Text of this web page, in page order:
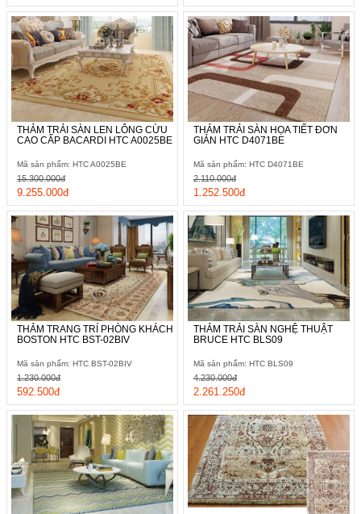
THẢM TRẢI SÀN LEN LÔNG CỪU
CAO CẤP BACARDI HTC A0025BE
Mã sản phẩm: HTC A0025BE
9.255.000đ
15.300.000đ
THẢM TRẢI SÀN HỌA TIẾT ĐƠN
GIẢN HTC D4071BE
Mã sản phẩm: HTC D4071BE
1.252.500đ
2.110.000đ
THẢM TRANG TRÍ PHÒNG KHÁCH
BOSTON HTC BST-02BIV
Mã sản phẩm: HTC BST-02BIV
592.500đ
1.230.000đ
THẢM TRẢI SÀN NGHỆ THUẬT
BRUCE HTC BLS09
Mã sản phẩm: HTC BLS09
2.261.250đ
4.230.000đ